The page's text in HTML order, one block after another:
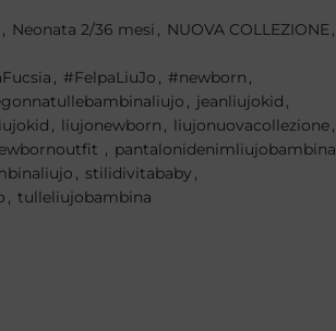
, Neonata 2/36 mesi , NUOVA COLLEZIONE,
, #FelpaLiuJo , #newborn ,
, jeanliujokid ,
, liujonewborn , liujonuovacollezione,
, pantalonidenimliujobambina
, stilidivitababy ,
, tulleliujobambina